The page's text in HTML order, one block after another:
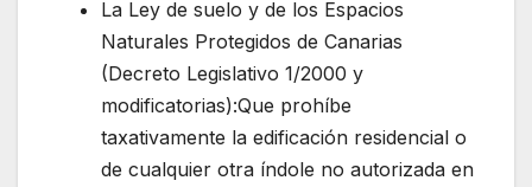
La Ley de suelo y de los Espacios
Naturales Protegidos de Canarias
(Decreto Legislativo 1/2000 y
modificatorias):Que prohíbe
taxativamente la edificación residencial o
de cualquier otra índole no autorizada en